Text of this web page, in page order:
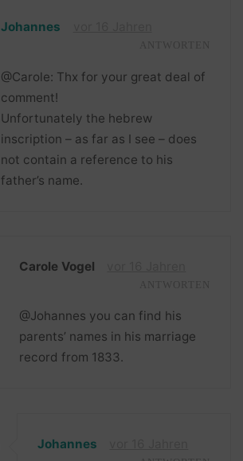
Johannes
@Carole: Thx for your great deal of
comment!
Unfortunately the hebrew
inscription – as far as I see – does
not contain a reference to his
father’s name.
Carole Vogel
@Johannes you can find his
parents’ names in his marriage
record from 1833.
Johannes